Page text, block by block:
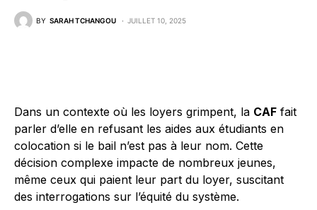
BY SARAH TCHANGOU JUILLET 10, 2025
Dans un contexte où les loyers grimpent, la CAF fait
parler d’elle en refusant les aides aux étudiants en
colocation si le bail n’est pas à leur nom. Cette
décision complexe impacte de nombreux jeunes,
même ceux qui paient leur part du loyer, suscitant
des interrogations sur l’équité du système.